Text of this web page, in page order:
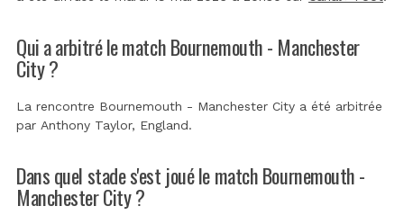
Qui a arbitré le match Bournemouth - Manchester
City ?
La rencontre Bournemouth - Manchester City a été arbitrée
par Anthony Taylor, England.
Dans quel stade s'est joué le match Bournemouth -
Manchester City ?